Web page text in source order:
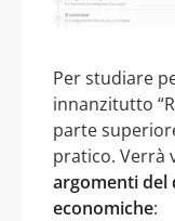
Per studiare
innanzitutto
parte
pratico. Verrà
argomenti del
economiche: